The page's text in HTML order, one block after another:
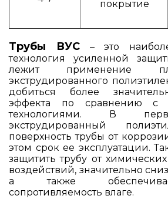
покрытие
Трубы ВУС– это
технология усиленной
лежит применение
экструдированного
добиться более
эффекта по сравнению с
технологиями. В
экструдированный
поверхность трубы от
этом срок ее эксплуатации.
защитить трубу от
воздействий, значительно
а также
сопротивляемость влаге.